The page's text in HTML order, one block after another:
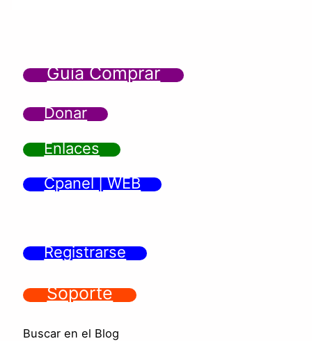
Guía Comprar
Donar
Enlaces
Cpanel | WEB
Registrarse
Soporte
Buscar en el Blog